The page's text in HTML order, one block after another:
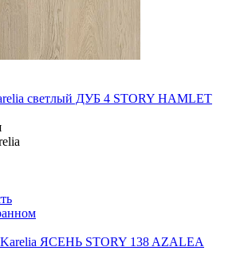
светлый ДУБ 4 STORY HAMLET